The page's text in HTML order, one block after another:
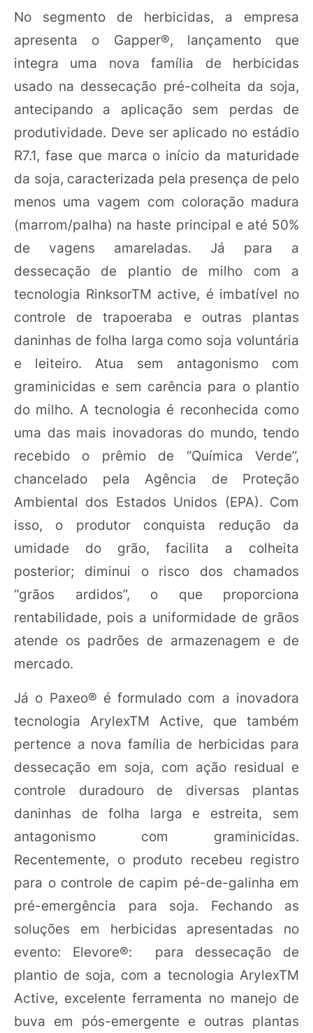
No segmento de herbicidas, a empresa
apresenta o Gapper®, lançamento que
integra uma nova família de herbicidas
usado na dessecação pré-colheita da soja,
antecipando a aplicação sem perdas de
produtividade. Deve ser aplicado no estádio
R7.1, fase que marca o início da maturidade
da soja, caracterizada pela presença de pelo
menos uma vagem com coloração madura
(marrom/palha) na haste principal e até 50%
de vagens amareladas. Já para a
dessecação de plantio de milho com a
tecnologia RinksorTM active, é imbatível no
controle de trapoeraba e outras plantas
daninhas de folha larga como soja voluntária
e leiteiro. Atua sem antagonismo com
graminicidas e sem carência para o plantio
do milho. A tecnologia é reconhecida como
uma das mais inovadoras do mundo, tendo
recebido o prêmio de “Química Verde”,
chancelado pela Agência de Proteção
Ambiental dos Estados Unidos (EPA). Com
isso, o produtor conquista redução da
umidade do grão, facilita a colheita
posterior; diminui o risco dos chamados
“grãos ardidos”, o que proporciona
rentabilidade, pois a uniformidade de grãos
atende os padrões de armazenagem e de
mercado.
Já o Paxeo® é formulado com a inovadora
tecnologia ArylexTM Active, que também
pertence a nova família de herbicidas para
dessecação em soja, com ação residual e
controle duradouro de diversas plantas
daninhas de folha larga e estreita, sem
antagonismo com graminicidas.
Recentemente, o produto recebeu registro
para o controle de capim pé-de-galinha em
pré-emergência para soja. Fechando as
soluções em herbicidas apresentadas no
evento: Elevore®: para dessecação de
plantio de soja, com a tecnologia ArylexTM
Active, excelente ferramenta no manejo de
buva em pós-emergente e outras plantas